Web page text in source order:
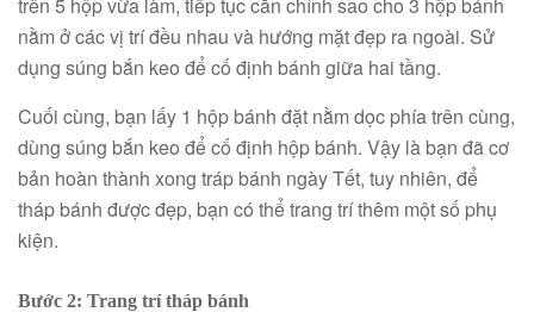
nằm ở các vị trí đều nhau và hướng mặt đẹp ra ngoài. Sử
dụng súng bắn keo để cố định bánh giữa hai tầng.
Cuối cùng, bạn lấy 1 hộp bánh đặt nằm dọc phía trên cùng,
dùng súng bắn keo để cố định hộp bánh. Vậy là bạn đã cơ
bản hoàn thành xong tráp bánh ngày Tết, tuy nhiên, để
tháp bánh được đẹp, bạn có thể trang trí thêm một số phụ
kiện.
Bước 2: Trang trí tháp bánh